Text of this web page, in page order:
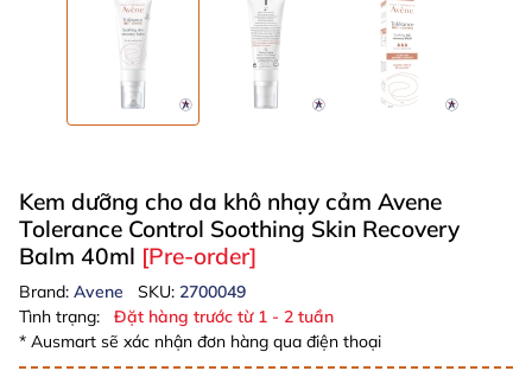
Kem dưỡng cho da khô nhạy cảm Avene
Tolerance Control Soothing Skin Recovery
Balm 40ml [Pre-order]
Brand: Avene SKU: 2700049
Tình trạng:
Đặt hàng trước từ 1 - 2 tuần
* Ausmart sẽ xác nhận đơn hàng qua điện thoại